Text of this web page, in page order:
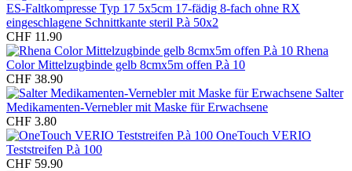
ES-Faltkompresse Typ 17 5x5cm 17-fädig 8-fach ohne RX
eingeschlagene Schnittkante steril P.à 50x2
CHF 11.90
Rhena
Color Mittelzugbinde gelb 8cmx5m offen P.à 10
CHF 38.90
Salter
Medikamenten-Vernebler mit Maske für Erwachsene
CHF 3.80
OneTouch VERIO
Teststreifen P.à 100
CHF 59.90